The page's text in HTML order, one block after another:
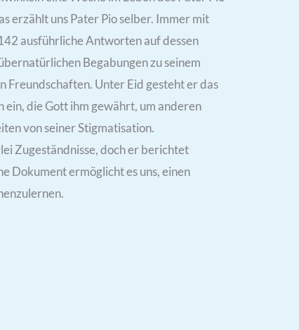
erzählt uns Pater Pio selber. Immer mit
ausführliche Antworten auf dessen
Begabungen zu seinem
Freundschaften. Unter Eid gesteht er das
die Gott ihm gewährt, um anderen
von seiner Stigmatisation.
Zugeständnisse, doch er berichtet
Dokument ermöglicht es uns, einen